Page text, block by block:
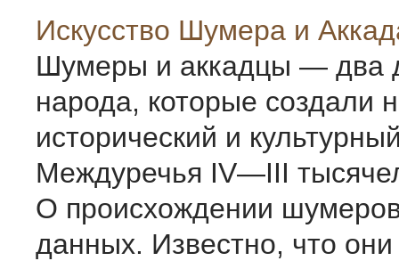
Искусство Шумера и
Шумеры и аккадцы — два
народа, которые создали
исторический и
Междуречья IV—III
О происхождении
данных. Известно, что